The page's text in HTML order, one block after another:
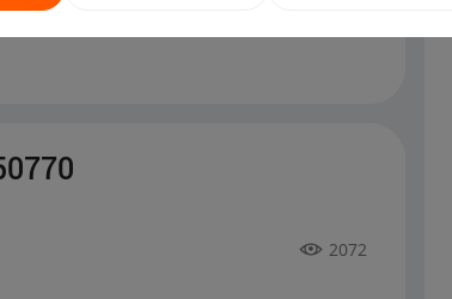
2072